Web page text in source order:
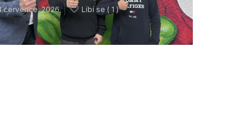
července, 2026 Líbí se ( 1 )